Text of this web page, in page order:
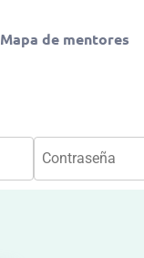
Mapa de mentores